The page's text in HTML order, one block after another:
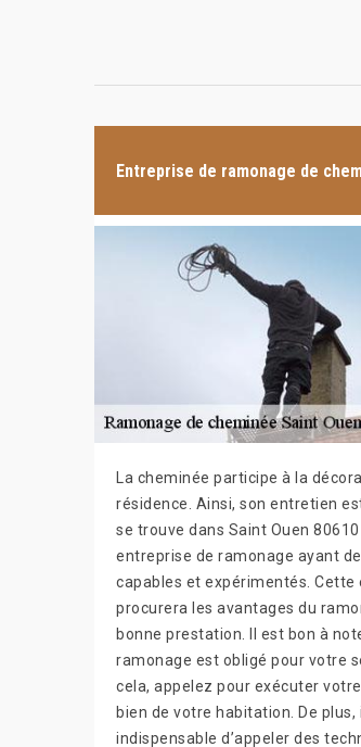
Entreprise de ramonage de
La cheminée participe à la
résidence. Ainsi, son entretien
se trouve dans Saint Ouen
entreprise de ramonage ayant
capables et expérimentés. Cette
procurera les avantages du
bonne prestation. Il est bon à
ramonage est obligé pour votre
cela, appelez pour exécuter
bien de votre habitation. De plus,
indispensable d’appeler des